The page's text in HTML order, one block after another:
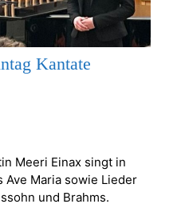
Kantate
Meeri Einax singt in
Ave Maria sowie Lieder
und Brahms.